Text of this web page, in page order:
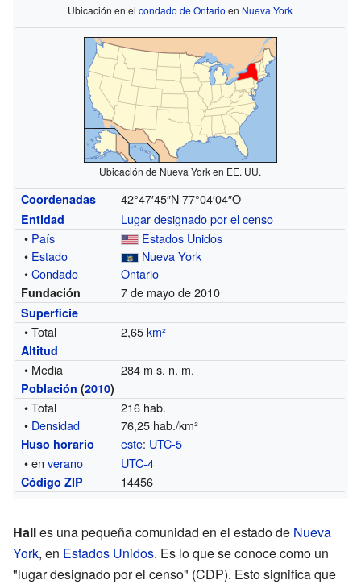
Ubicación en elcondado de Ontario en Nueva York
Ubicación de Nueva York en EE. UU.
Coordenadas 42°47′45″N 77°04′04″O
Entidad
Lugar designado por el censo
• País
Estados Unidos
• Estado
Nueva York
•Condado Ontario
Fundación 7 de mayo de 2010
Superficie
• Total 2,65km²
Altitud
• Media 284 m s. n. m.
Población (2010)
• Total
216 hab.
• Densidad 76,25 hab./km²
Huso horario este: UTC-5
• enverano UTC-4
Código ZIP 14456
Halles una pequeña comunidad en el estado de Nueva
York, en Estados Unidos. Es lo que se conoce como un
"lugar designado por el censo" (CDP). Esto significa que